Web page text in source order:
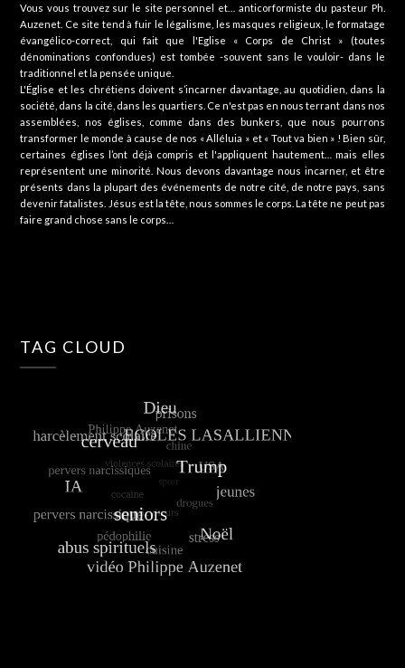
Vous vous trouvez sur le site personnel et… anticorformiste du pasteur Ph.
Auzenet. Ce site tend à fuir le légalisme, les masques religieux, le formatage
évangélico-correct, qui fait que l'Eglise « Corps de Christ » (toutes
dénominations confondues) est tombée -souvent sans le vouloir- dans le
traditionnel et la pensée unique.
L'Église et les chrétiens doivent s’incarner davantage, au quotidien, dans la
société, dans la cité, dans les quartiers. Ce n'est pas en nous terrant dans nos
assemblées, nos églises, comme dans des bunkers, que nous pourrons
transformer le monde à cause de nos « Alléluia » et « Tout va bien » ! Bien sûr,
certaines églises l’ont déjà compris et l'appliquent hautement… mais elles
représentent une minorité. Nous devons davantage nous incarner, et être
présents dans la plupart des événements de notre cité, de notre pays, sans
devenir fatalistes. Jésus est la tête, nous sommes le corps. La tête ne peut pas
faire grand chose sans le corps…
TAG CLOUD